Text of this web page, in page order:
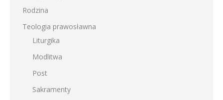
Rodzina
Teologia prawosławna
Liturgika
Modlitwa
Post
Sakramenty